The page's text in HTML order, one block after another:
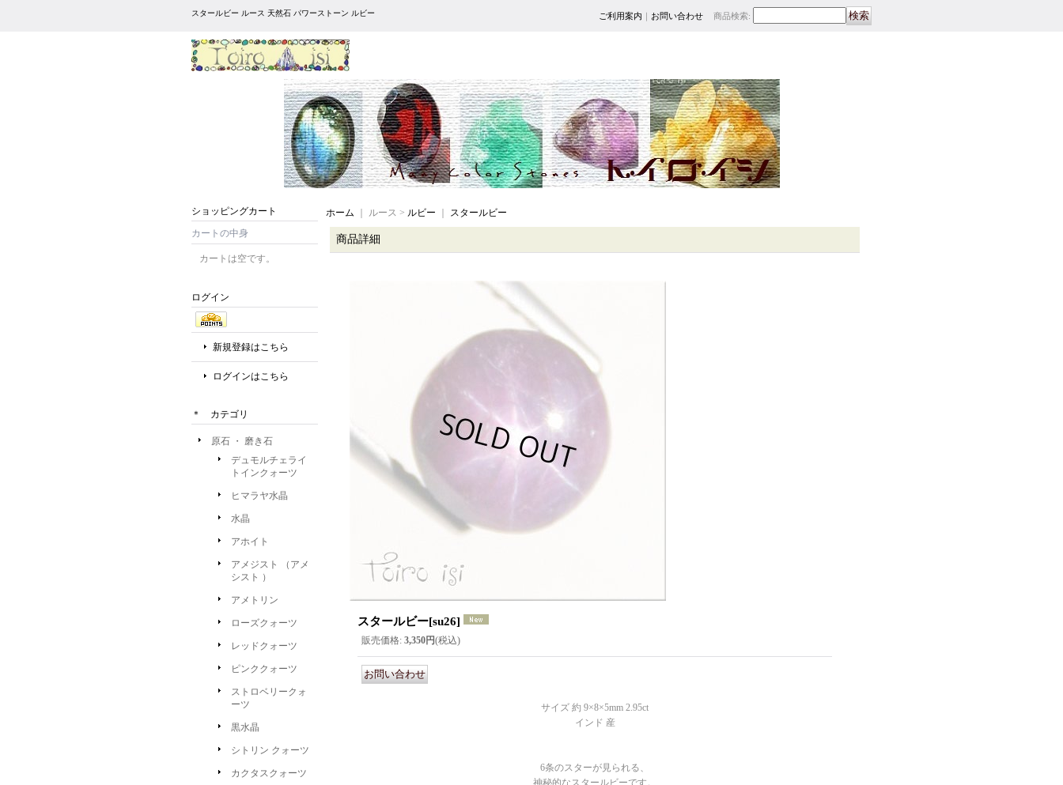
スタールビー ルース 天然石 パワーストーン ルビー ご利用案内 ｜ お問い合わせ 商品検索:
ショッピングカート
カートの中身
カートは空です。
ログイン
新規登録はこちら
ログインはこちら
＊ カテゴリ
原石 ・ 磨き石
デュモルチェライ
トインクォーツ
ヒマラヤ水晶
水晶
アホイト
アメジスト （アメ
シスト ）
アメトリン
ローズクォーツ
レッドクォーツ
ピンククォーツ
ストロベリークォ
ーツ
黒水晶
シトリン クォーツ
カクタスクォーツ
ホーム ｜ ルース > ルビー スタールビー
商品詳細
スタールビー[su26]
販売価格: 3,350円(税込)
サイズ 約 9×8×5mm 2.95ct
インド 産
6条のスターが見られる、
神秘的なスタールビーです。